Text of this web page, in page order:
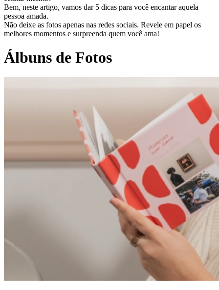
Bem, neste artigo, vamos dar 5 dicas para você encantar aquela
pessoa amada.
Não deixe as fotos apenas nas redes sociais. Revele em papel os
melhores momentos e surpreenda quem você ama!
Álbuns de Fotos